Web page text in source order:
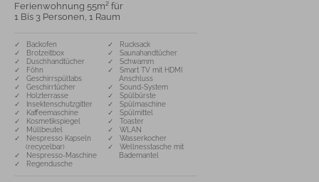
Ferienwohnung 55m² für
1 Bis 3 Personen, 1 Raum
✓ Backofen
✓ Brotzeitbox
✓ Duschhandtücher
✓ Föhn
✓ Geschirrspültabs
✓ Geschirrtücher
✓ Holzterrasse
✓ Insektenschutzgitter
✓ Kaffeemaschine
✓ Kosmetikspiegel
✓ Müllbeutel
✓ Nespresso Kapseln
(recycelbar)
✓ Nespresso-Maschine
✓ Regendusche
✓ Rucksack
✓ Saunahandtücher
✓ Schwamm
✓ Smart TV mit HDMI
Anschluss
✓ Sound-System
✓ Spülbürste
✓ Spülmaschine
✓ Spülmittel
✓ Toaster
✓ WLAN
✓ Wasserkocher
✓ Wellnesstasche mit
Bademantel